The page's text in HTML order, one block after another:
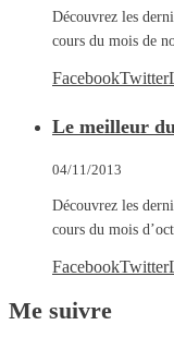
Découvrez les
cours du mois de
FacebookTwitter
Le meilleur
04/11/2013
Découvrez les
cours du mois
FacebookTwitter
Me suivre